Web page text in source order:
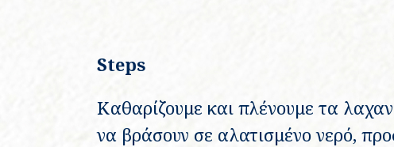
Steps
Καθαρίζουμε και πλένουμε τα
να βράσουν σε αλατισμένο νερό,